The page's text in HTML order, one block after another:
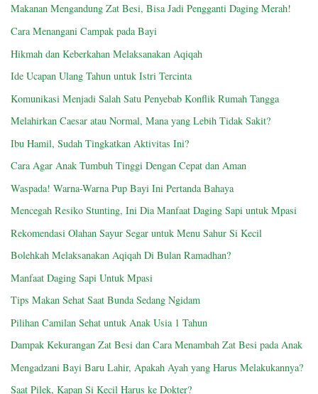
Makanan Mengandung Zat Besi, Bisa Jadi Pengganti Daging Merah!
Cara Menangani Campak pada Bayi
Hikmah dan Keberkahan Melaksanakan Aqiqah
Ide Ucapan Ulang Tahun untuk Istri Tercinta
Komunikasi Menjadi Salah Satu Penyebab Konflik Rumah Tangga
Melahirkan Caesar atau Normal, Mana yang Lebih Tidak Sakit?
Ibu Hamil, Sudah Tingkatkan Aktivitas Ini?
Cara Agar Anak Tumbuh Tinggi Dengan Cepat dan Aman
Waspada! Warna-Warna Pup Bayi Ini Pertanda Bahaya
Mencegah Resiko Stunting, Ini Dia Manfaat Daging Sapi untuk Mpasi
Rekomendasi Olahan Sayur Segar untuk Menu Sahur Si Kecil
Bolehkah Melaksanakan Aqiqah Di Bulan Ramadhan?
Manfaat Daging Sapi Untuk Mpasi
Tips Makan Sehat Saat Bunda Sedang Ngidam
Pilihan Camilan Sehat untuk Anak Usia 1 Tahun
Dampak Kekurangan Zat Besi dan Cara Menambah Zat Besi pada Anak
Mengadzani Bayi Baru Lahir, Apakah Ayah yang Harus Melakukannya?
Saat Pilek, Kapan Si Kecil Harus ke Dokter?